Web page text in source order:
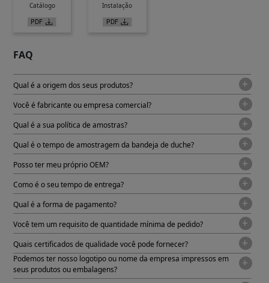
Catálogo Instalação
FAQ
Qual é a origem dos seus produtos?
Você é fabricante ou empresa comercial?
Qual é a sua política de amostras?
Qual é o tempo de amostragem da bandeja de duche?
Posso ter meu próprio OEM?
Como é o seu tempo de entrega?
Qual é a forma de pagamento?
Você tem um requisito de quantidade mínima de pedido?
Quais certificados de qualidade você pode fornecer?
Podemos ter nosso logotipo ou nome da empresa impressos em
seus produtos ou embalagens?